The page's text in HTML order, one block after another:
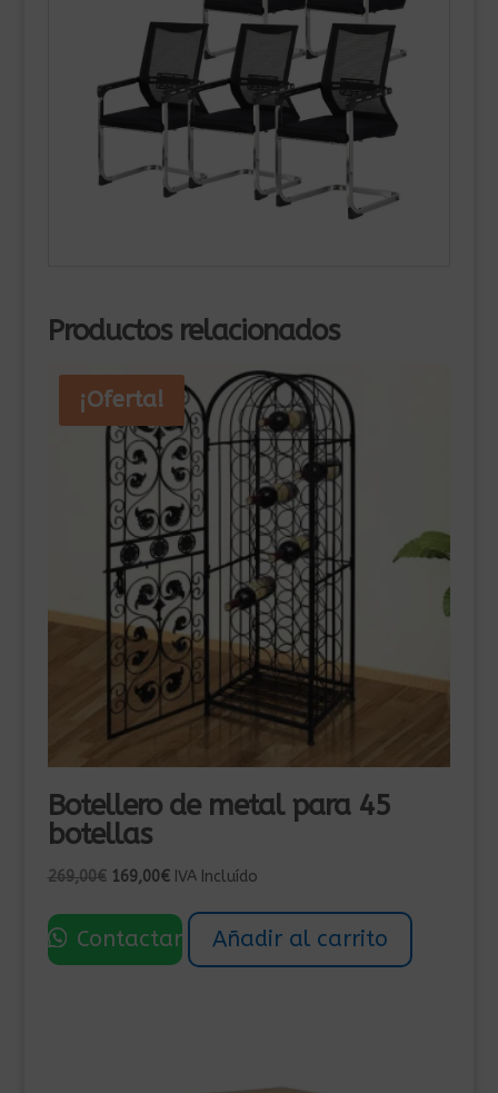
Productos relacionados
¡Oferta!
Botellero de metal para 45
botellas
269,00€ El
original
era:
169,00€El
actual
es:
IVA Incluído
Contactar Añadir al carrito